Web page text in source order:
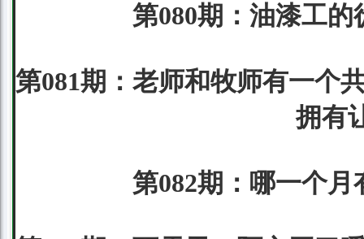
第080期：油漆工
第081期：老师和牧师有一个
拥有
第082期：哪一个